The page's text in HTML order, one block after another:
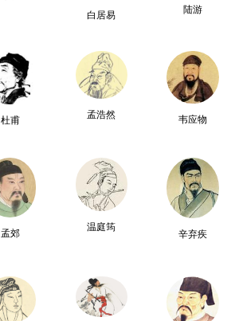
白居易
陆游
杜甫
孟浩然 韦应物
孟郊
温庭筠
辛弃疾